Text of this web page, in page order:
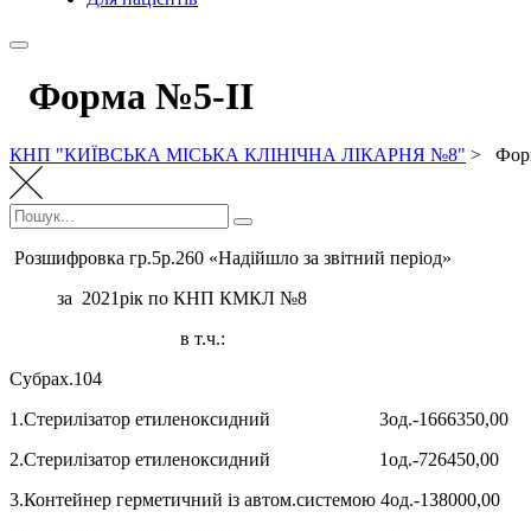
Форма №5-ІІ
КНП "КИЇВСЬКА МІСЬКА КЛІНІЧНА ЛІКАРНЯ №8" >
Пошук:
Пошук
Розшифровка гр.5р.260 «Надійшло за звітний період»
за 2021рік по КНП КМКЛ №8
в т.ч.:
Субрах.104
1.Стерилізатор етиленоксидний 3од.-1666350,00
2.Стерилізатор етиленоксидний 1од.-726450,00
3.Контейнер герметичний із автом.системою 4од.-138000,00